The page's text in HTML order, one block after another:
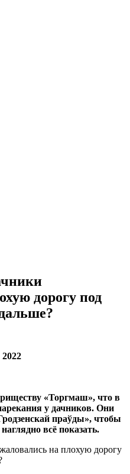
дорогу под
«Торгмаш», что в
у дачников. Они
праўды», чтобы
всё показать.